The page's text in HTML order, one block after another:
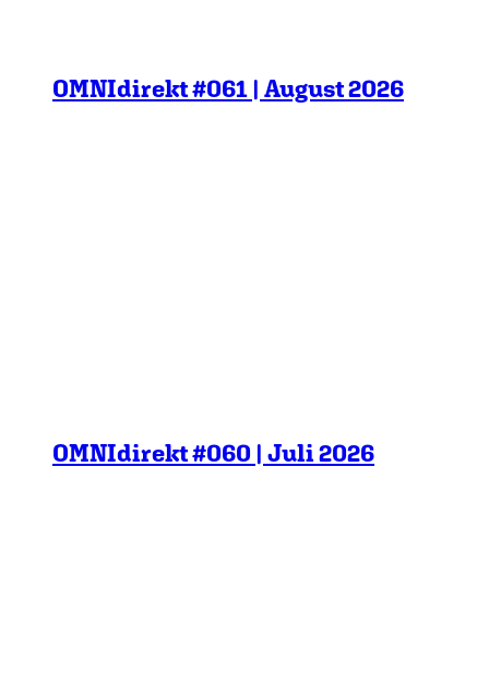
OMNIdirekt #061 | August 2026
OMNIdirekt #060 | Juli 2026